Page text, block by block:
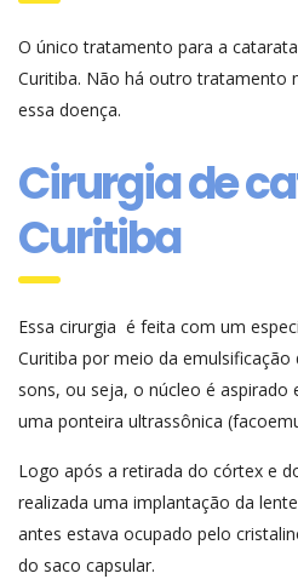
O único tratamento para a
Curitiba. Não há outro tratamento
essa doença.
Cirurgia de
Curitiba
Essa cirurgia é feita com um
Curitiba por meio da
sons, ou seja, o núcleo é
uma ponteira ultrassônica
Logo após a retirada do córtex e
realizada uma implantação da
antes estava ocupado pelo
do saco capsular.